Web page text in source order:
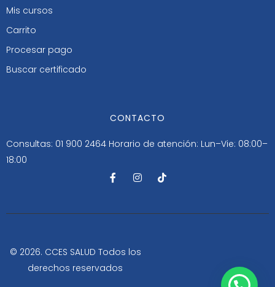
Mis cursos
Carrito
Procesar pago
Buscar certificado
CONTACTO
Consultas: 01 900 2464 Horario de atención: Lun–Vie: 08:00–
18:00
F
a
b
-
I
n
a
m
T
i
o
© 2026. CCES SALUD Todos los
derechos reservados